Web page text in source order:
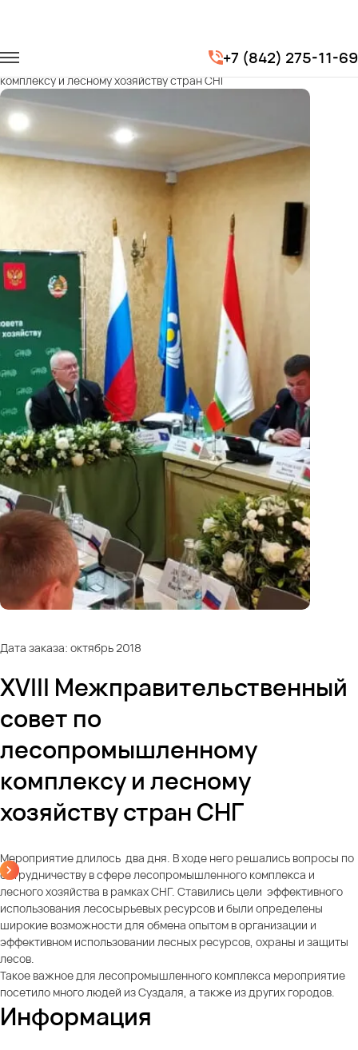
+7 (842) 275-11-69
Транспорт на мероприятия
XVIII Межправительственный совет по лесопромышленному
комплексу и лесному хозяйству стран СНГ
Дата заказа: октябрь 2018
XVIII Межправительственный
совет по
лесопромышленному
комплексу и лесному
хозяйству стран СНГ
Мероприятие длилось два дня. В ходе него решались вопросы по
сотрудничеству в сфере лесопромышленного комплекса и
лесного хозяйства в рамках СНГ. Ставились цели эффективного
использования лесосырьевых ресурсов и были определены
широкие возможности для обмена опытом в организации и
эффективном использовании лесных ресурсов, охраны и защиты
лесов.
Такое важное для лесопромышленного комплекса мероприятие
посетило много людей из Суздаля, а также из других городов.
Информация